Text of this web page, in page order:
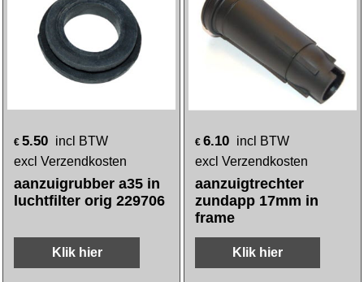
€ 5.50 incl BTW
excl Verzendkosten
aanzuigrubber a35 in
luchtfilter orig 229706
Klik hier
€ 6.10 incl BTW
excl Verzendkosten
aanzuigtrechter
zundapp 17mm in
frame
Klik hier